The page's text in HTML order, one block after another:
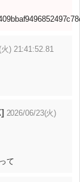
) 21:41:52.81
2026/06/23(火)
て